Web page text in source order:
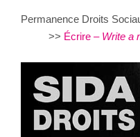
Permanence Droits
>> Écrire – Write a